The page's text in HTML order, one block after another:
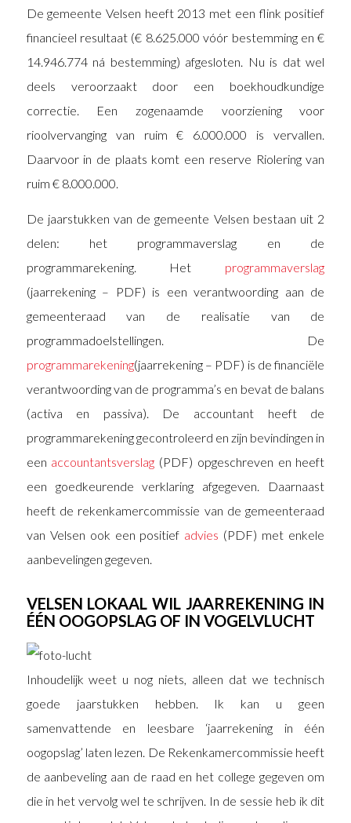
De gemeente Velsen heeft 2013 met een flink positief
financieel resultaat (€ 8.625.000 vóór bestemming en €
14.946.774 ná bestemming) afgesloten. Nu is dat wel
deels veroorzaakt door een boekhoudkundige
correctie. Een zogenaamde voorziening voor
rioolvervanging van ruim € 6.000.000 is vervallen.
Daarvoor in de plaats komt een reserve Riolering van
ruim € 8.000.000.
De jaarstukken van de gemeente Velsen bestaan uit 2
delen: het programmaverslag en de
programmarekening. Het programmaverslag
(jaarrekening – PDF) is een verantwoording aan de
gemeenteraad van de realisatie van de
programmadoelstellingen. De
programmarekening(jaarrekening – PDF) is de financiële
verantwoording van de programma’s en bevat de balans
(activa en passiva). De accountant heeft de
programmarekening gecontroleerd en zijn bevindingen in
een accountantsverslag (PDF) opgeschreven en heeft
een goedkeurende verklaring afgegeven. Daarnaast
heeft de rekenkamercommissie van de gemeenteraad
van Velsen ook een positief advies (PDF) met enkele
aanbevelingen gegeven.
VELSEN LOKAAL WIL JAARREKENING IN
ÉÉN OOGOPSLAG OF IN VOGELVLUCHT
Inhoudelijk weet u nog niets, alleen dat we technisch
goede jaarstukken hebben. Ik kan u geen
samenvattende en leesbare ‘jaarrekening in één
oogopslag’ laten lezen. De Rekenkamercommissie heeft
de aanbeveling aan de raad en het college gegeven om
die in het vervolg wel te schrijven. In de sessie heb ik dit